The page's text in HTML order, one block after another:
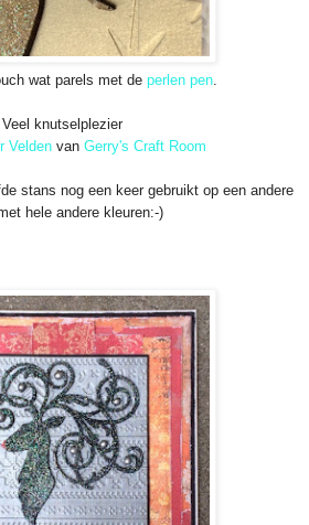
wat parels met de perlen pen
Veel knutselplezier
Velden van Gerry's Craft Room
stans nog een keer gebruikt op een andere
hele andere kleuren:-)